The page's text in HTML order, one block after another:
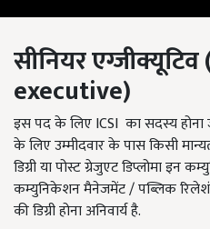
सीनियर
executive)
इस पद के लिए ICSI का सदस्य
के लिए उम्मीदवार के पास किसी
डिग्री या पोस्ट ग्रेजुएट डिप्लोमा इन
कम्युनिकेशन मैनेजमेंट / पब्लिक
की डिग्री होना अनिवार्य है.